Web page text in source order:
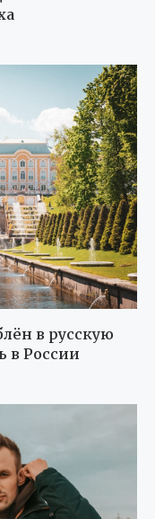
в русскую
в России